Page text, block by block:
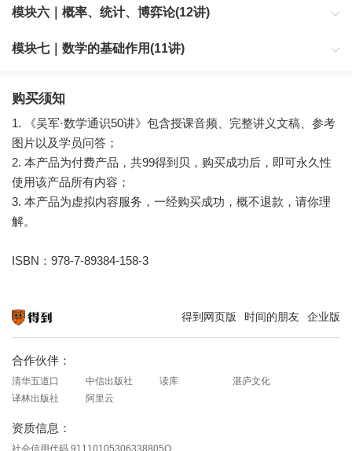
从静态到动态，发展地看问题，究竟是什么意思？
模块六｜概率、统计、博弈论(12讲)
当题目没有答案时，怎么办？面对不确定性，怎么办？
模块七｜数学的基础作用(11讲)
的？
购买须知
1. 《吴军·数学通识50讲》包含授课音频、完整讲义文稿、参考
图片以及学员问答；
2. 本产品为付费产品，共99得到贝，购买成功后，即可永久性
使用该产品所有内容；
3. 本产品为虚拟内容服务，一经购买成功，概不退款，请你理
解。
ISBN：978-7-89384-158-3
得到网页版 时间的朋友 企业版
合作伙伴：
清华五道口 中信出版社 读库
湛庐文化
译林出版社
阿里云
资质信息：